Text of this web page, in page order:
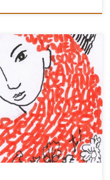
du 8 au 25 mars SUR LA
trocs de Matrimoines Les
et construisent notre
nos corps, et bercent de leur
de l’enfance, mots de mère,